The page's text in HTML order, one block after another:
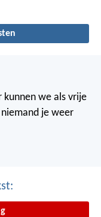
kunnen we als vrije
je weer